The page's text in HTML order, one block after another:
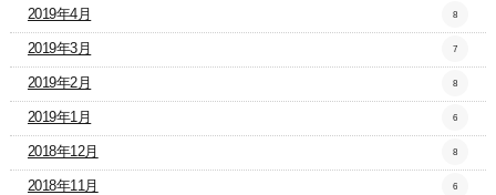
2019年4月 8
2019年3月 7
2019年2月 8
2019年1月 6
2018年12月 8
2018年11月 6